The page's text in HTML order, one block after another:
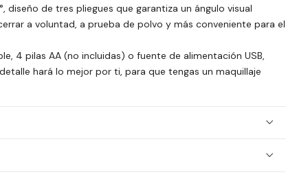
diseño de tres pliegues que garantiza un ángulo visual
a voluntad, a prueba de polvo y más conveniente para el
4 pilas AA (no incluidas) o fuente de alimentación USB,
hará lo mejor por ti, para que tengas un maquillaje